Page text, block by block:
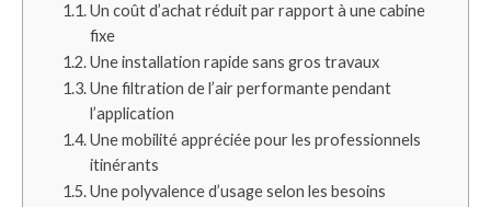
Un coût d’achat réduit par rapport à une cabine
fixe
Une installation rapide sans gros travaux
Une filtration de l’air performante pendant
l’application
Une mobilité appréciée pour les professionnels
itinérants
Une polyvalence d’usage selon les besoins